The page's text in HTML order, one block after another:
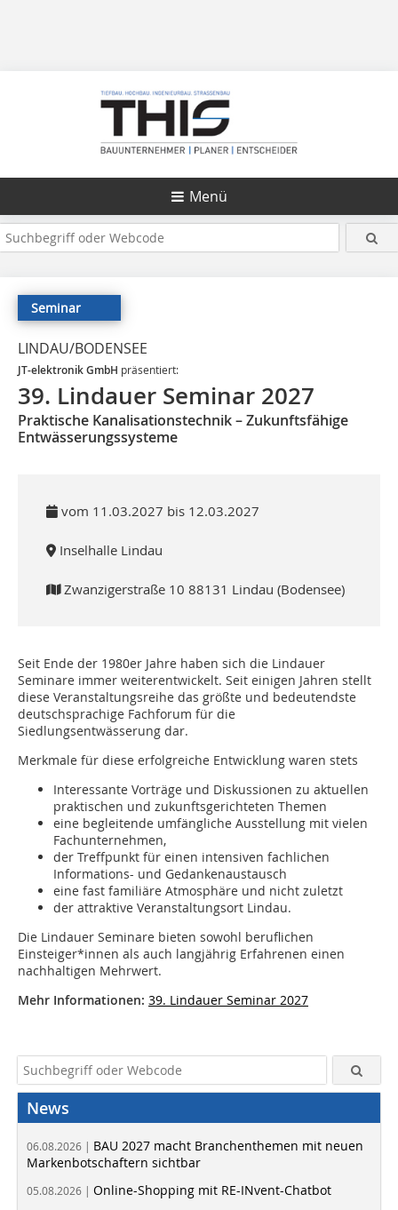
Menü
Seminar
LINDAU/BODENSEE
JT-elektronik GmbH präsentiert:
39. Lindauer Seminar 2027
Praktische Kanalisationstechnik – Zukunftsfähige
Entwässerungssysteme
vom 11.03.2027 bis 12.03.2027
Inselhalle Lindau
Zwanzigerstraße 10 88131 Lindau (Bodensee)
Seit Ende der 1980er Jahre haben sich die Lindauer
Seminare immer weiterentwickelt. Seit einigen Jahren stellt
diese Veranstaltungsreihe das größte und bedeutendste
deutschsprachige Fachforum für die
Siedlungsentwässerung dar.
Merkmale für diese erfolgreiche Entwicklung waren stets
Interessante Vorträge und Diskussionen zu aktuellen
praktischen und zukunftsgerichteten Themen
eine begleitende umfängliche Ausstellung mit vielen
Fachunternehmen,
der Treffpunkt für einen intensiven fachlichen
Informations- und Gedankenaustausch
eine fast familiäre Atmosphäre und nicht zuletzt
der attraktive Veranstaltungsort Lindau.
Die Lindauer Seminare bieten sowohl beruflichen
Einsteiger*innen als auch langjährig Erfahrenen einen
nachhaltigen Mehrwert.
Mehr Informationen: 39. Lindauer Seminar 2027
News
06.08.2026 | BAU 2027 macht Branchenthemen mit neuen
Markenbotschaftern sichtbar
05.08.2026 | Online-Shopping mit RE-INvent-Chatbot